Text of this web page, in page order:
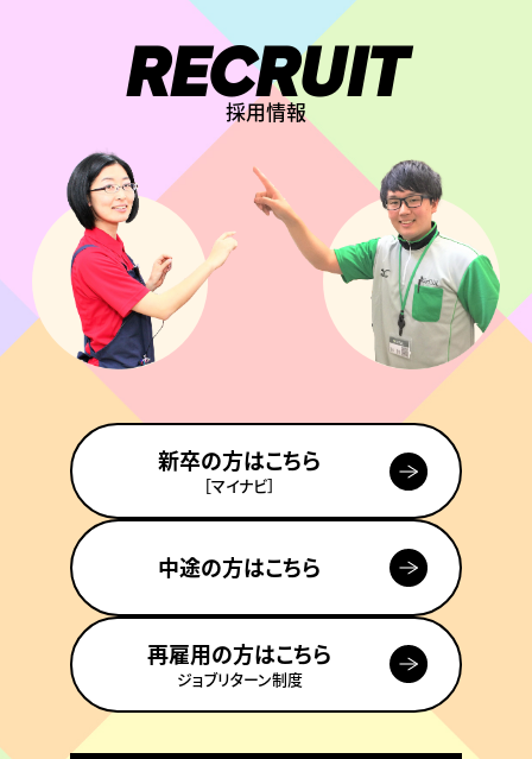
RECRUIT
採用情報
新卒の方はこちら
［マイナビ］
中途の方はこちら
再雇用の方はこちら
ジョブリターン制度